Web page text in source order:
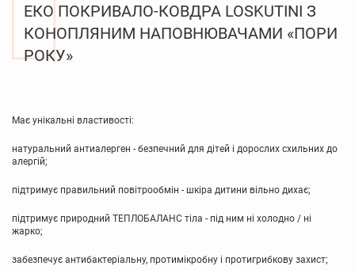
ЕКО ПОКРИВАЛО-КОВДРА LOSKUTINI З
КОНОПЛЯНИМ НАПОВНЮВАЧАМИ «ПОРИ
РОКУ»
Має унікальні властивості:
натуральний антиалерген - безпечний для дітей і дорослих схильних до
алергій;
підтримує правильний повітрообмін - шкіра дитини вільно дихає;
підтримує природний ТЕПЛОБАЛАНС тіла - під ним ні холодно / ні
жарко;
забезпечує антибактеріальну, протимікробну і протигрибкову захист;